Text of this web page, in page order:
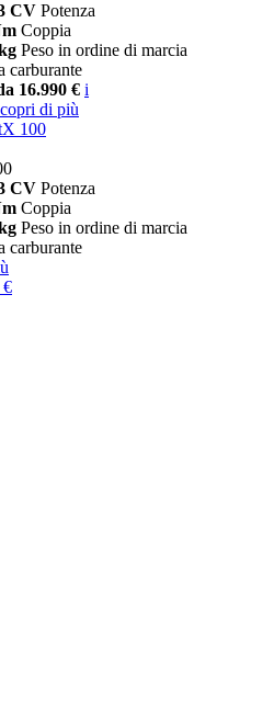
CV Potenza
Coppia
Peso in ordine di marcia
carburante
16.990 € i
di più
100
CV Potenza
Coppia
Peso in ordine di marcia
carburante
€